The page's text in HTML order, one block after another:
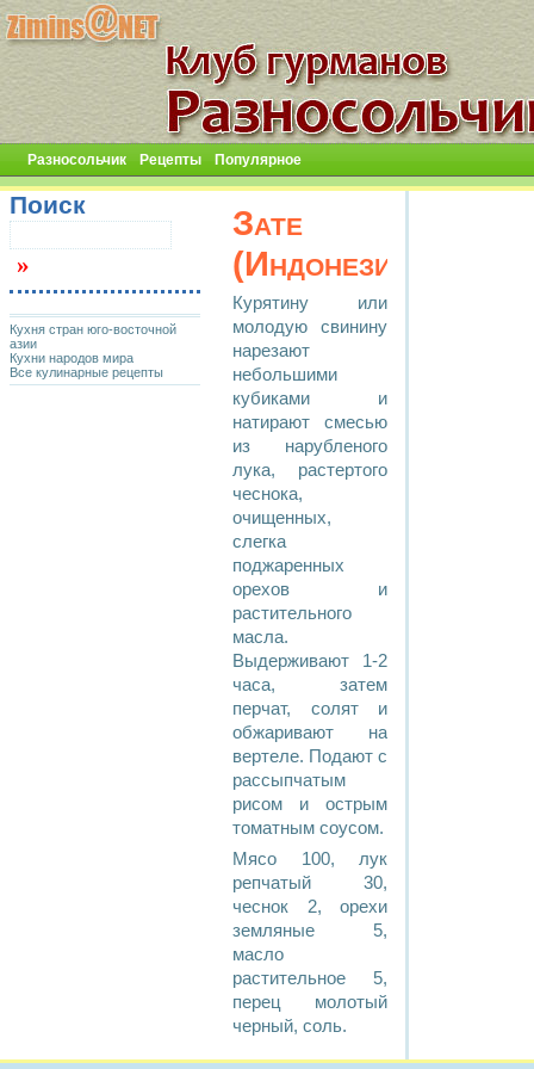
Разносольчик Рецепты Популярное
Зате
(Индонезия)
Курятину или
молодую свинину
нарезают
небольшими
кубиками и
натирают смесью
из нарубленого
лука, растертого
чеснока,
очищенных,
слегка
поджаренных
орехов и
растительного
масла.
Выдерживают 1-2
часа, затем
перчат, солят и
обжаривают на
вертеле. Подают с
рассыпчатым
рисом и острым
томатным соусом.
Мясо 100, лук
репчатый 30,
чеснок 2, орехи
земляные 5,
масло
растительное 5,
перец молотый
черный, соль.
Поиск
Кухня стран юго-восточной
азии
Кухни народов мира
Все кулинарные рецепты